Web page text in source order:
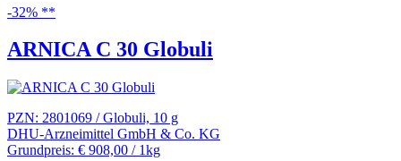
-32% **
ARNICA C 30 Globuli
PZN: 2801069 / Globuli, 10 g
DHU-Arzneimittel GmbH & Co. KG
Grundpreis: € 908,00 / 1kg